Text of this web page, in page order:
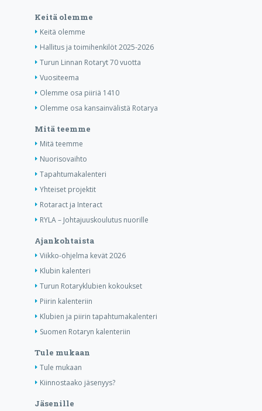
Keitä olemme
Keitä olemme
Hallitus ja toimihenkilöt 2025-2026
Turun Linnan Rotaryt 70 vuotta
Vuositeema
Olemme osa piiriä 1410
Olemme osa kansainvälistä Rotarya
Mitä teemme
Mitä teemme
Nuorisovaihto
Tapahtumakalenteri
Yhteiset projektit
Rotaract ja Interact
RYLA – Johtajuuskoulutus nuorille
Ajankohtaista
Viikko-ohjelma kevät 2026
Klubin kalenteri
Turun Rotaryklubien kokoukset
Piirin kalenteriin
Klubien ja piirin tapahtumakalenteri
Suomen Rotaryn kalenteriin
Tule mukaan
Tule mukaan
Kiinnostaako jäsenyys?
Jäsenille